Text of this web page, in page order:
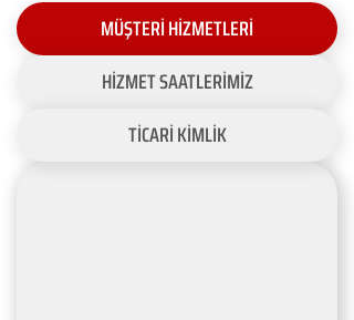
MÜŞTERİ HİZMETLERİ
HİZMET SAATLERİMİZ
TİCARİ KİMLİK